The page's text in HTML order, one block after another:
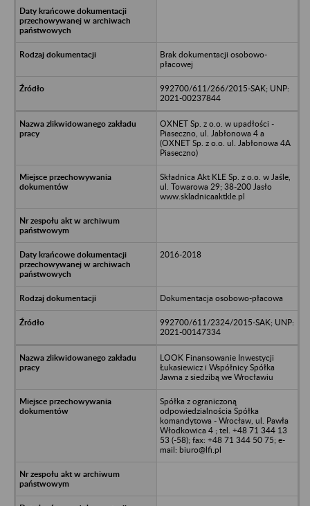
Brak dokumentacji osobowo-
płacowej
992700/611/266/2015-SAK; UNP:
2021-00237844
OXNET Sp. z o.o. w upadłości -
Piaseczno, ul. Jabłonowa 4 a
(OXNET Sp. z o.o. ul. Jabłonowa 4A
Piaseczno)
Składnica Akt KLE Sp. z o.o. w Jaśle,
ul. Towarowa 29; 38-200 Jasło
www.skladnicaaktkle.pl
2016-2018
Dokumentacja osobowo-płacowa
992700/611/2324/2015-SAK; UNP:
2021-00147334
LOOK Finansowanie Inwestycji
Łukasiewicz i Współnicy Spółka
Jawna z siedzibą we Wrocławiu
Spółka z ograniczoną
odpowiedzialnościa Spółka
komandytowa - Wrocław, ul. Pawła
Włodkowica 4 ; tel. +48 71 344 13
53 (-58); fax: +48 71 344 50 75; e-
mail: biuro@lfi.pl